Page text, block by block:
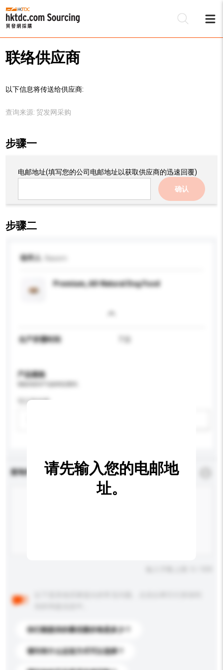
联络供应商
以下信息将传送给供应商:
查询来源: 贸发网采购
步骤一
电邮地址(填写您的公司电邮地址以获取供应商的迅速回覆)
确认
步骤二
收件人
Premium, All-Natural Dog Food
生产所需时间
产品规格
可订造包装
查询内容 *必须填写
你们能提供的最优惠价格是多少？
请问有什么运送方式可以选择？
请先输入您的电邮地
址。